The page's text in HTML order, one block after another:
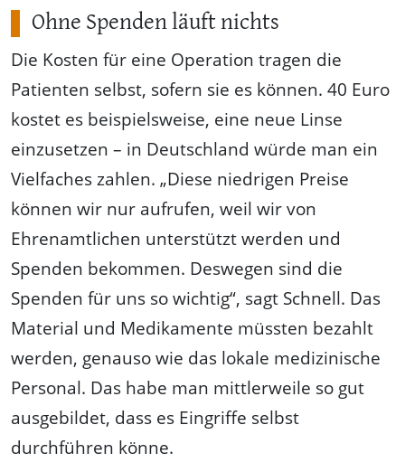
Ohne Spenden läuft nichts
Die Kosten für eine Operation tragen die
Patienten selbst, sofern sie es können. 40 Euro
kostet es beispielsweise, eine neue Linse
einzusetzen – in Deutschland würde man ein
Vielfaches zahlen. „Diese niedrigen Preise
können wir nur aufrufen, weil wir von
Ehrenamtlichen unterstützt werden und
Spenden bekommen. Deswegen sind die
Spenden für uns so wichtig“, sagt Schnell. Das
Material und Medikamente müssten bezahlt
werden, genauso wie das lokale medizinische
Personal. Das habe man mittlerweile so gut
ausgebildet, dass es Eingriffe selbst
durchführen könne.